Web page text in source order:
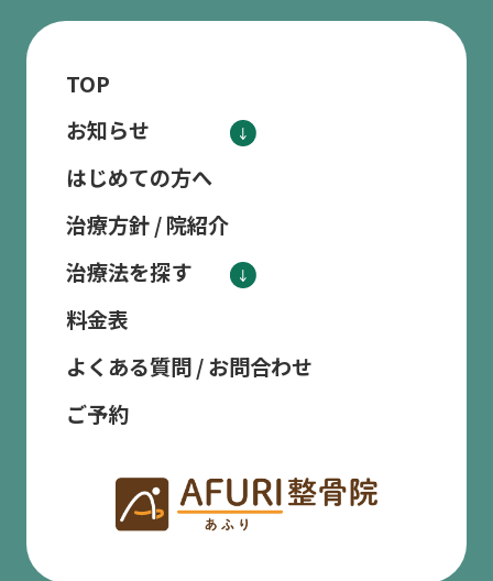
TOP
お知らせ
はじめての方へ
治療方針 / 院紹介
治療法を探す
料金表
よくある質問 / お問合わせ
ご予約